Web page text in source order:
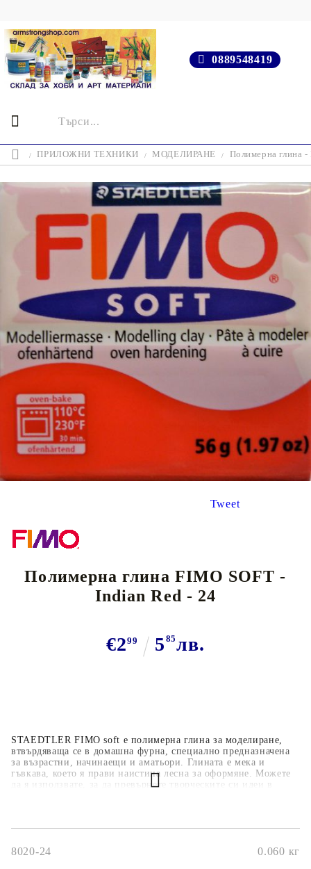
0889548419
ПРИЛОЖНИ ТЕХНИКИ МОДЕЛИРАНЕ Полимерна глина
Tweet
Полимерна глина FIMO SOFT -
Indian Red - 24
€299 5 85лв.
STAEDTLER FIMO soft е полимерна глина за моделиране,
втвърдяваща се в домашна фурна, специално предназначена
за възрастни, начинаещи и аматьори. Глината е мека и
гъвкава, което я прави наистина лесна за оформяне. Можете
да я използвате, за да превърнете творческите си идеи в
8020-24 0.060 кг